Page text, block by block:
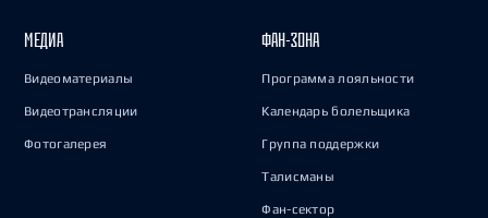
МЕДИА
Видеоматериалы
Видеотрансляции
Фотогалерея
ФАН-ЗОНА
Программа лояльности
Календарь болельщика
Группа поддержки
Талисманы
Фан-сектор